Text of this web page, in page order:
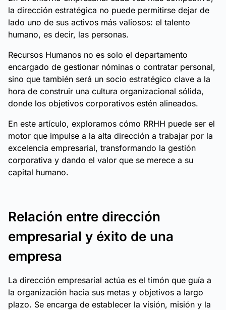
la dirección estratégica no puede permitirse dejar de
lado uno de sus activos más valiosos: el talento
humano, es decir, las personas.
Recursos Humanos no es solo el departamento
encargado de gestionar nóminas o contratar personal,
sino que también será un socio estratégico clave a la
hora de construir una cultura organizacional sólida,
donde los objetivos corporativos estén alineados.
En este artículo, exploramos cómo RRHH puede ser el
motor que impulse a la alta dirección a trabajar por la
excelencia empresarial, transformando la gestión
corporativa y dando el valor que se merece a su
capital humano.
Relación entre dirección
empresarial y éxito de una
empresa
La dirección empresarial actúa es el timón que guía a
la organización hacia sus metas y objetivos a largo
plazo. Se encarga de establecer la visión, misión y la